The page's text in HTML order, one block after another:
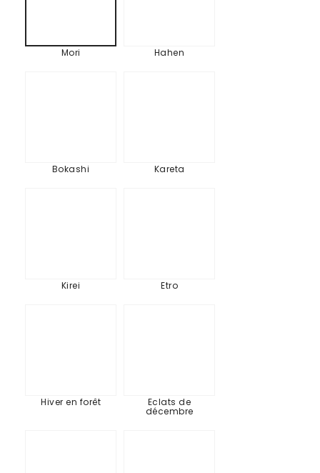
Mori
Hahen
Bokashi
Kareta
Kirei
Etro
Hiver en forêt Eclats de
décembre